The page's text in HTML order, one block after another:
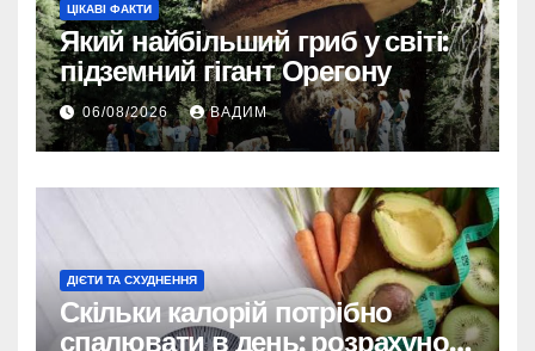
ЦІКАВІ ФАКТИ
Який найбільший гриб у світі:
підземний гігант Орегону
06/08/2026 ВАДИМ
ДІЄТИ ТА СХУДНЕННЯ
Скільки калорій потрібно
спалювати в день: розрахунок